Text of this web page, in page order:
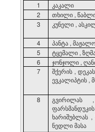
1
კაკალი
2
თხილი ,
3
კუნელი ,
4 პანტა ,
5
ტყემალი ,
6
ჯონჯოლი ,
7
შქერის ,დეკას
ევკალიპტის ,
8 გვირილას
ფარსმანდუკის
ხარიშუბლას ,
ნედლიმასა